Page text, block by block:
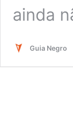
ainda
Guia Negro